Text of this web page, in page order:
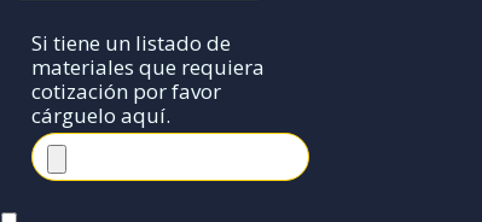
Si tiene un listado de
materiales que requiera
cotización por favor
cárguelo aquí.